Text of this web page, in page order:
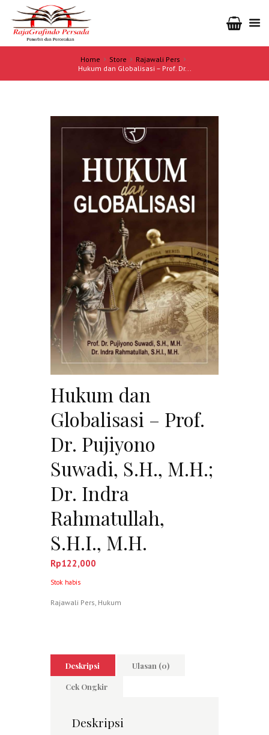
Home Store
Rajawali Pers
Hukum dan Globalisasi – Prof. Dr...
Hukum dan
Globalisasi – Prof.
Dr. Pujiyono
Suwadi, S.H., M.H.;
Dr. Indra
Rahmatullah,
S.H.I., M.H.
Rp122,000
Stok habis
Rajawali Pers, Hukum
Deskripsi Ulasan (0)
Cek Ongkir
Deskripsi